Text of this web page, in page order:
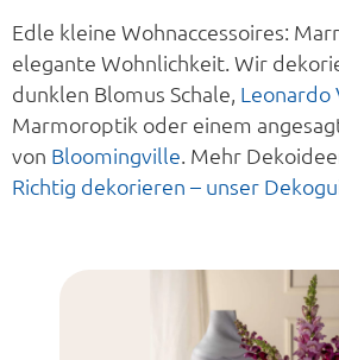
Edle kleine Wohnaccessoires:
elegante Wohnlichkeit. Wir
dunklen Blomus Schale, Leonardo
Marmoroptik oder einem
von Bloomingville. Mehr
Richtig dekorieren – unser